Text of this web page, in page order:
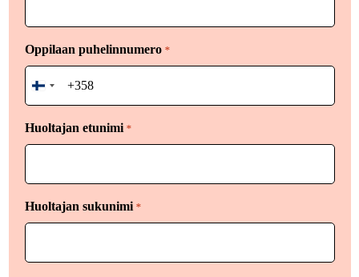
Oppilaan puhelinnumero *
Finland
+358
Huoltajan etunimi *
Huoltajan sukunimi *